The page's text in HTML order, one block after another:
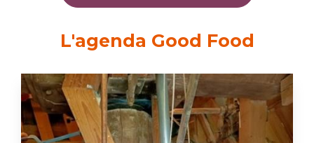
L'agenda Good Food